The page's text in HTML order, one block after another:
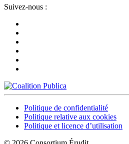
Suivez-nous :
Politique de confidentialité
Politique relative aux cookies
Politique et licence d’utilisation